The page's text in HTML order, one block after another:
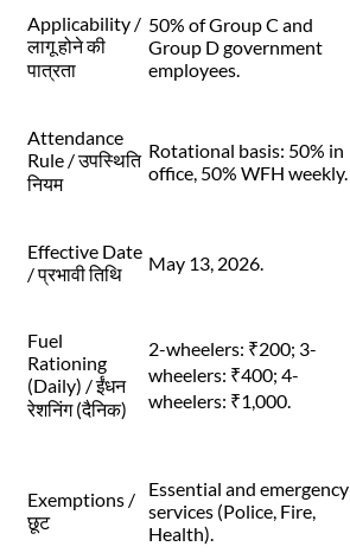
Applicability /
लागू होने की
पात्रता
50% of Group C and
Group D government
employees.
Attendance
Rule / उपस्थिति
नियम
Rotational basis: 50% in
office, 50% WFH weekly.
Effective Date
/ प्रभावी तिथि
May 13, 2026.
Fuel
Rationing
(Daily) / ईंधन
रेशनिंग (दैनिक)
2-wheelers: ₹200; 3-
wheelers: ₹400; 4-
wheelers: ₹1,000.
Exemptions /
छूट
Essential and emergency
services (Police, Fire,
Health).